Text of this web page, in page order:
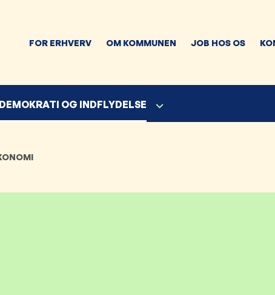
FOR ERHVERV OM KOMMUNEN JOB HOS OS
OG INDFLYDELSE